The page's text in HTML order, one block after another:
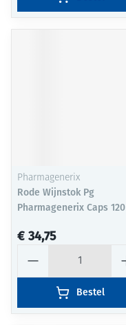
Pharmagenerix
Rode Wijnstok Pg
Pharmagenerix Caps 120
€ 34,75
Bestel